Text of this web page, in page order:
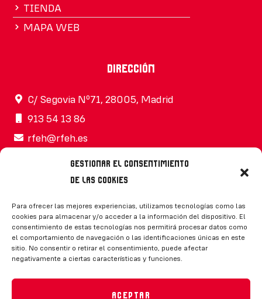
Gestionar el consentimiento
de las cookies
Para ofrecer las mejores experiencias, utilizamos tecnologías como las
cookies para almacenar y/o acceder a la información del dispositivo. El
consentimiento de estas tecnologías nos permitirá procesar datos como
el comportamiento de navegación o las identificaciones únicas en este
sitio. No consentir o retirar el consentimiento, puede afectar
negativamente a ciertas características y funciones.
Aceptar
TIENDA
MAPA WEB
Dirección
C/ Segovia Nº71, 28005, Madrid
913 54 13 86
rfeh@rfeh.es
Síguenos